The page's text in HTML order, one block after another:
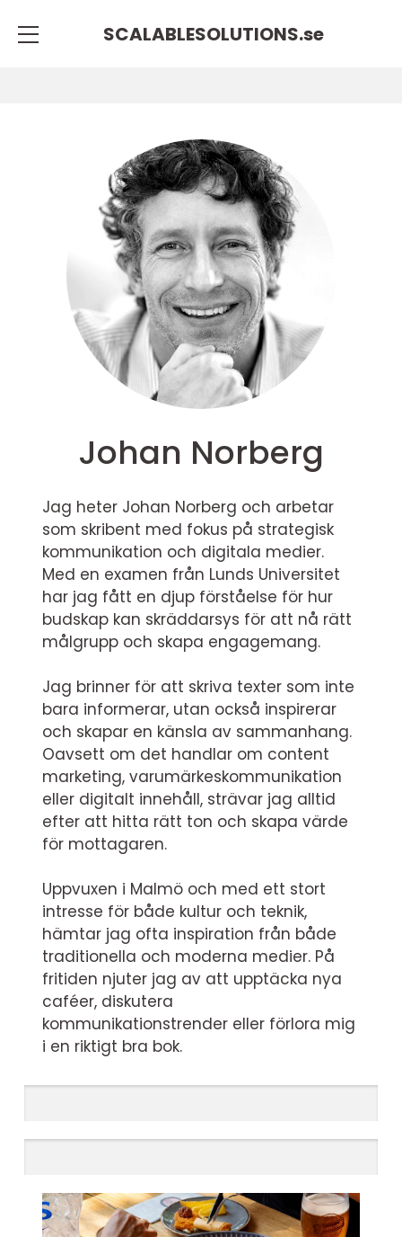
SCALABLESOLUTIONS.se
Johan Norberg
Jag heter Johan Norberg och arbetar
som skribent med fokus på strategisk
kommunikation och digitala medier.
Med en examen från Lunds Universitet
har jag fått en djup förståelse för hur
budskap kan skräddarsys för att nå rätt
målgrupp och skapa engagemang.
Jag brinner för att skriva texter som inte
bara informerar, utan också inspirerar
och skapar en känsla av sammanhang.
Oavsett om det handlar om content
marketing, varumärkeskommunikation
eller digitalt innehåll, strävar jag alltid
efter att hitta rätt ton och skapa värde
för mottagaren.
Uppvuxen i Malmö och med ett stort
intresse för både kultur och teknik,
hämtar jag ofta inspiration från både
traditionella och moderna medier. På
fritiden njuter jag av att upptäcka nya
caféer, diskutera
kommunikationstrender eller förlora mig
i en riktigt bra bok.